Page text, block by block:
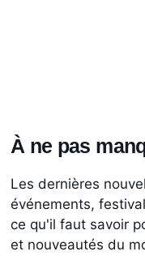
À ne pas
Les dernières
événements,
ce qu'il faut savoir
et nouveautés du